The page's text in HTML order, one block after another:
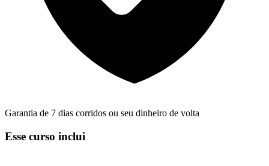
Garantia de 7 dias corridos ou seu dinheiro de volta
Esse curso inclui